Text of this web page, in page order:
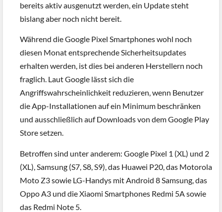
bereits aktiv ausgenutzt werden, ein Update steht
bislang aber noch nicht bereit.
Während die Google Pixel Smartphones wohl noch
diesen Monat entsprechende Sicherheitsupdates
erhalten werden, ist dies bei anderen Herstellern noch
fraglich. Laut Google lässt sich die
Angriffswahrscheinlichkeit reduzieren, wenn Benutzer
die App-Installationen auf ein Minimum beschränken
und ausschließlich auf Downloads von dem Google Play
Store setzen.
Betroffen sind unter anderem: Google Pixel 1 (XL) und 2
(XL), Samsung (S7, S8, S9), das Huawei P20, das Motorola
Moto Z3 sowie LG-Handys mit Android 8 Samsung, das
Oppo A3 und die Xiaomi Smartphones Redmi 5A sowie
das Redmi Note 5.